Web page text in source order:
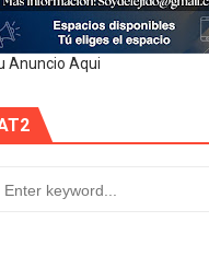
Anuncio Aqui